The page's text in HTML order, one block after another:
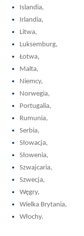
Islandia,
Irlandia,
Litwa,
Luksemburg,
Łotwa,
Malta,
Niemcy,
Norwegia,
Portugalia,
Rumunia,
Serbia,
Słowacja,
Słowenia,
Szwajcaria,
Szwecja,
Węgry,
Wielka Brytania,
Włochy.